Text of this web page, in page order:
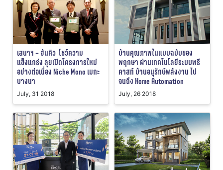
เสนาฯ – ฮันคิว โชว์ความ
แข็งแกร่ง ลุยเปิดโครงการใหม่
อย่างต่อเนื่อง Niche Mono เมกะ
บางนา
July, 31 2018
บ้านคุณภาพในแบบฉบับของ
พฤกษา ผ่านเทคโนโลยีระบบพรี
คาสท์ บ้านอนุรักษ์พลังงาน ไป
จนถึง Home Automation
July, 26 2018